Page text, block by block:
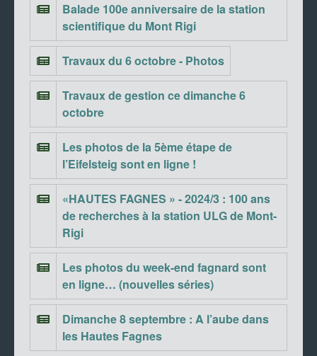
Balade 100e anniversaire de la station
scientifique du Mont Rigi
Travaux du 6 octobre - Photos
Travaux de gestion ce dimanche 6
octobre
Les photos de la 5ème étape de
l’Eifelsteig sont en ligne !
«HAUTES FAGNES » - 2024/3 : 100 ans
de recherches à la station ULG de Mont-
Rigi
Les photos du week-end fagnard sont
en ligne… (nouvelles séries)
Dimanche 8 septembre : A l’aube dans
les Hautes Fagnes